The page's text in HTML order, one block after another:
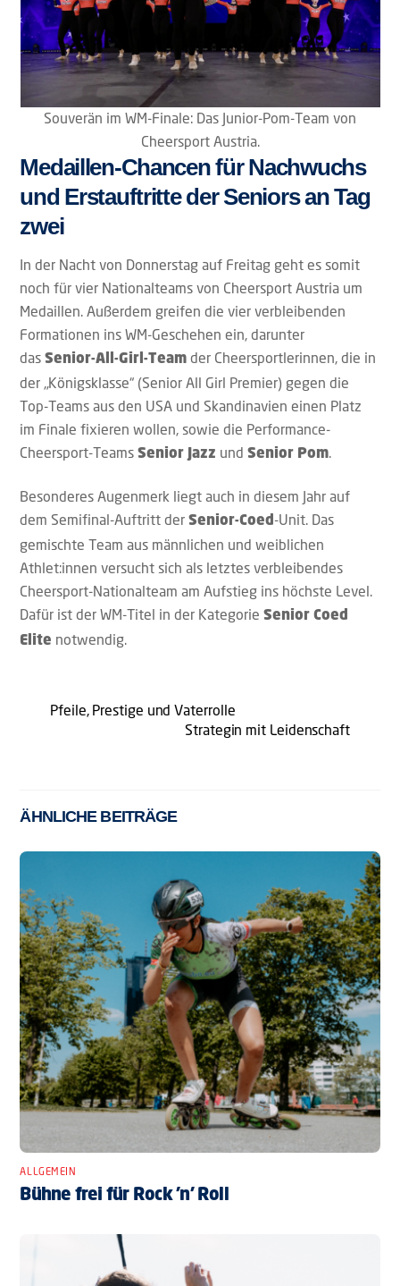
Souverän im WM-Finale: Das Junior-Pom-Team von
Cheersport Austria.
Medaillen-Chancen für Nachwuchs
und Erstauftritte der Seniors an Tag
zwei
In der Nacht von Donnerstag auf Freitag geht es somit
noch für vier Nationalteams von Cheersport Austria um
Medaillen. Außerdem greifen die vier verbleibenden
Formationen ins WM-Geschehen ein, darunter
dasSenior-All-Girl-Team der Cheersportlerinnen, die in
der „Königsklasse“ (Senior All Girl Premier) gegen die
Top-Teams aus den USA und Skandinavien einen Platz
im Finale fixieren wollen, sowie die Performance-
Cheersport-TeamsSenior Jazz undSenior Pom.
Besonderes Augenmerk liegt auch in diesem Jahr auf
dem Semifinal-Auftritt derSenior-Coed-Unit. Das
gemischte Team aus männlichen und weiblichen
Athlet:innen versucht sich als letztes verbleibendes
Cheersport-Nationalteam am Aufstieg ins höchste Level.
Dafür ist der WM-Titel in der KategorieSenior Coed
Elite notwendig.
Pfeile, Prestige und Vaterrolle
Strategin mit Leidenschaft
ÄHNLICHE BEITRÄGE
ALLGEMEIN
Bühne frei für Rock ’n’ Roll